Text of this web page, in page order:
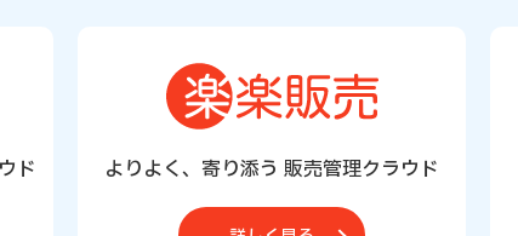
ド よりよく、寄り添う 販売管理クラウド